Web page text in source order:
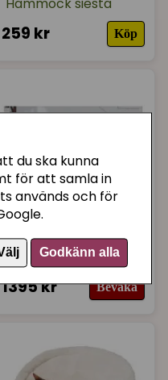
du ska kunna
för att samla in
används och för
Godkänn alla
259 kr Köp
Kattsoffa Romy
Pewter
1395 kr Bevaka